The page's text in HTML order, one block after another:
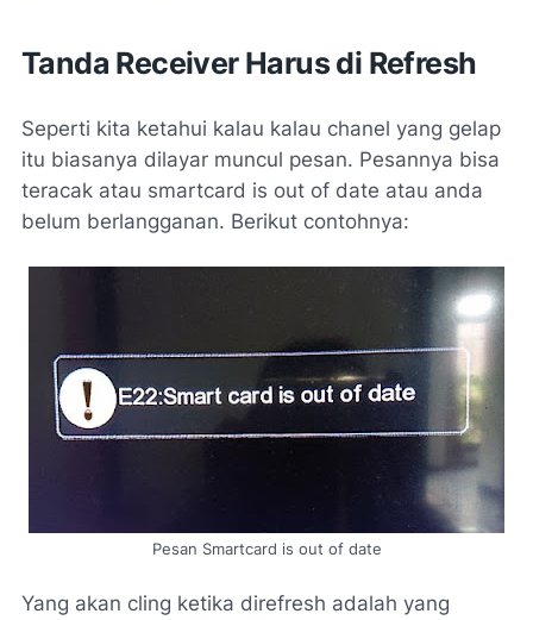
Tanda Receiver Harus di Refresh
Seperti kita ketahui kalau kalau chanel yang gelap
itu biasanya dilayar muncul pesan. Pesannya bisa
teracak atau smartcard is out of date atau anda
belum berlangganan. Berikut contohnya:
Pesan Smartcard is out of date
Yang akan cling ketika direfresh adalah yang